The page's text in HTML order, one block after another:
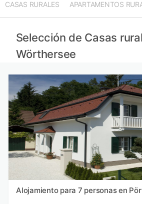
CASAS RURALES APARTAMENTOS
Selección de Casas
Wörthersee
Alojamiento para 7 personas en